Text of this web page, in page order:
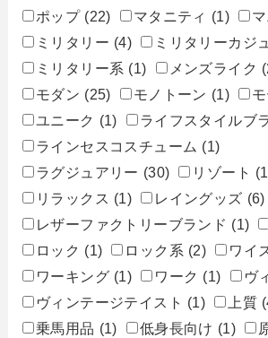
ポップ (22) マタニティ (1)
ミリタリー (4) ミリタリーカジ
ミリタリー系 (1) メンズライク
モダン (25) モノトーン (1)
ユニーク (1) ライフスタイルブ
ラインセスコスチューム (1)
ラグジュアリー (30) リゾート
リラックス (1) レイングッズ (6)
レザーファクトリーブランド (1)
ロック (1) ロック系 (2) ワイ
ワーキング (1) ワーク (1) ヴ
ヴィンテージテイスト (1) 上質
乗馬用品 (1) 低身長向け (1)